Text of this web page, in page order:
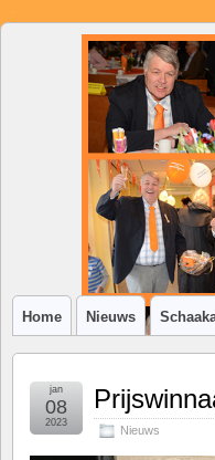
SSV
Klim-
Home Nieuws
Nieuws
jan
08
2023